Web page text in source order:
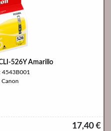
526Y Amarillo
4543B001
Canon
17,40 €